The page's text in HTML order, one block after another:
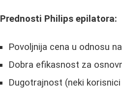
Prednosti Philips epilatora:
Povoljnija cena u odnosu
Dobra efikasnost za
Dugotrajnost (neki